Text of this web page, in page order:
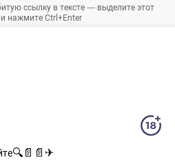
ссылку в тексте — выделите этот
нажмите Ctrl+Enter
🔍 📄 📄 ✈